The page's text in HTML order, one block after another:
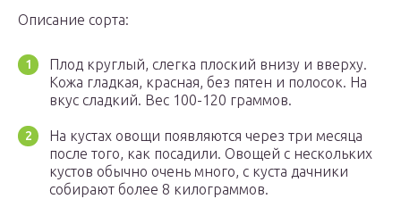
Описание сорта:
Плод круглый, слегка плоский внизу и вверху.
Кожа гладкая, красная, без пятен и полосок. На
вкус сладкий. Вес 100-120 граммов.
На кустах овощи появляются через три месяца
после того, как посадили. Овощей с нескольких
кустов обычно очень много, с куста дачники
собирают более 8 килограммов.